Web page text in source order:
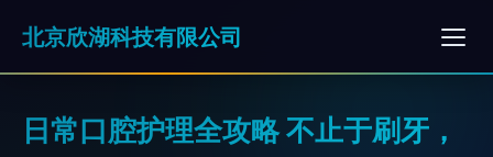
北京欣湖科技有限公司
日常口腔护理全攻略 不止于刷牙，